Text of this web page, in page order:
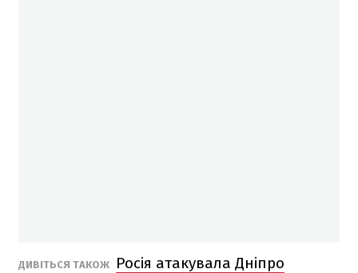
ДИВІТЬСЯ ТАКОЖ
Росія атакувала Дніпро